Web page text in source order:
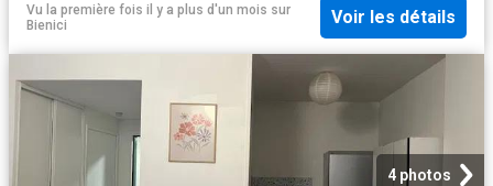
Vu la première fois il y a plus d'un mois sur
Bienici
Voir les détails
4 photos